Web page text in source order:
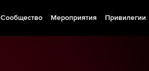
Сообщество Мероприятия Привилегии